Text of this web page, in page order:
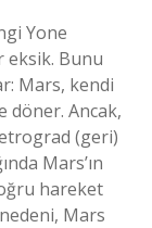
Yone
eksik. Bunu
Mars, kendi
döner. Ancak,
(geri)
Mars’ın
hareket
Mars